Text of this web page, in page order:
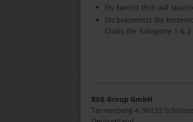
Du kannst dich auf
Du bekommst die
Clubs der Kategorie 1 &
RSG Group GmbH
Tannenberg 4, 96132